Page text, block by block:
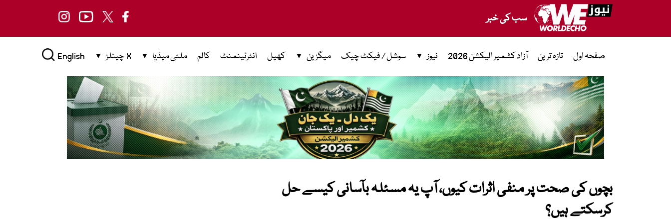
سب کی خبر
صفحہ اول تازہ ترین آزاد کشمیر الیکشن 2026 نیوز سوشل / فیکٹ چیک میگزین کھیل انٹرٹینمنٹ کالم ملٹی میڈیا X چینلز English
بچوں کی صحت پر منفی اثرات کیوں، آپ یہ مسئلہ بآسانی کیسے حل
کرسکتے ہیں؟